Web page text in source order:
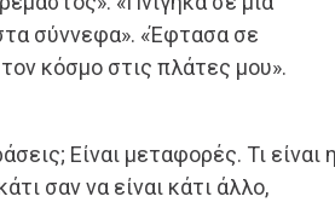
σύννεφα». «Έφτασα σε
κόσμο στις πλάτες μου».
Είναι μεταφορές. Τι είναι η
σαν να είναι κάτι άλλο,